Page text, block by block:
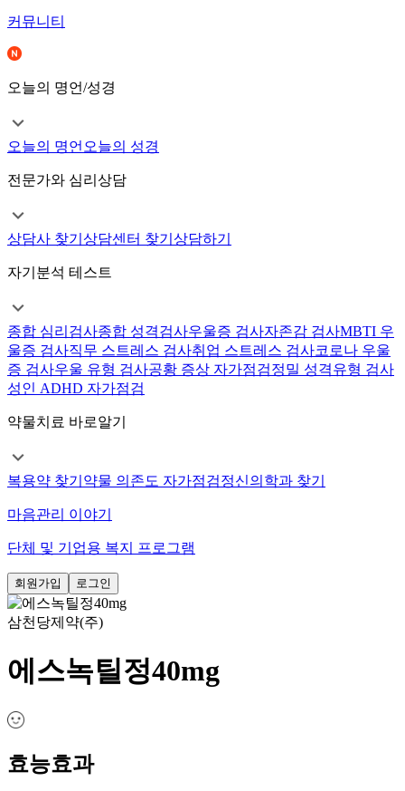
커뮤니티
오늘의 명언/성경
오늘의 명언 오늘의 성경
전문가와 심리상담
상담사 찾기 상담센터 찾기 상담하기
자기분석 테스트
종합 심리검사종합 성격검사우울증 검사자존감 검사MBTI 우
울증 검사직무 스트레스 검사취업 스트레스 검사코로나 우울
증 검사우울 유형 검사공황 증상 자가점검정밀 성격유형 검사
성인 ADHD 자가점검
약물치료 바로알기
복용약 찾기 약물 의존도 자가점검정신의학과 찾기
마음관리 이야기
단체 및 기업용 복지 프로그램
회원가입 로그인
삼천당제약(주)
에스녹틸정40mg
효능효과